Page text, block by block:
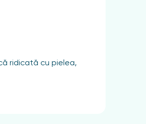
ridicată cu pielea,